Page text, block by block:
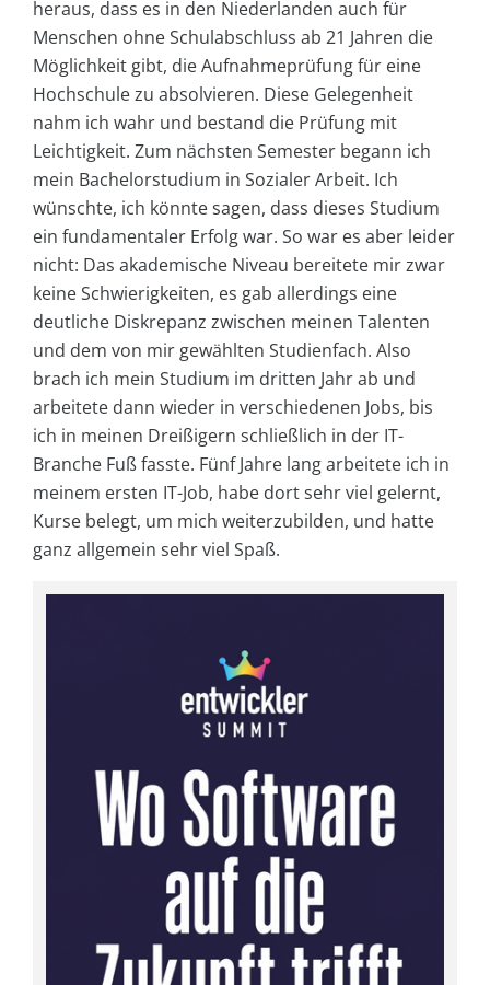
heraus, dass es in den Niederlanden auch für
Menschen ohne Schulabschluss ab 21 Jahren die
Möglichkeit gibt, die Aufnahmeprüfung für eine
Hochschule zu absolvieren. Diese Gelegenheit
nahm ich wahr und bestand die Prüfung mit
Leichtigkeit. Zum nächsten Semester begann ich
mein Bachelorstudium in Sozialer Arbeit. Ich
wünschte, ich könnte sagen, dass dieses Studium
ein fundamentaler Erfolg war. So war es aber leider
nicht: Das akademische Niveau bereitete mir zwar
keine Schwierigkeiten, es gab allerdings eine
deutliche Diskrepanz zwischen meinen Talenten
und dem von mir gewählten Studienfach. Also
brach ich mein Studium im dritten Jahr ab und
arbeitete dann wieder in verschiedenen Jobs, bis
ich in meinen Dreißigern schließlich in der IT-
Branche Fuß fasste. Fünf Jahre lang arbeitete ich in
meinem ersten IT-Job, habe dort sehr viel gelernt,
Kurse belegt, um mich weiterzubilden, und hatte
ganz allgemein sehr viel Spaß.